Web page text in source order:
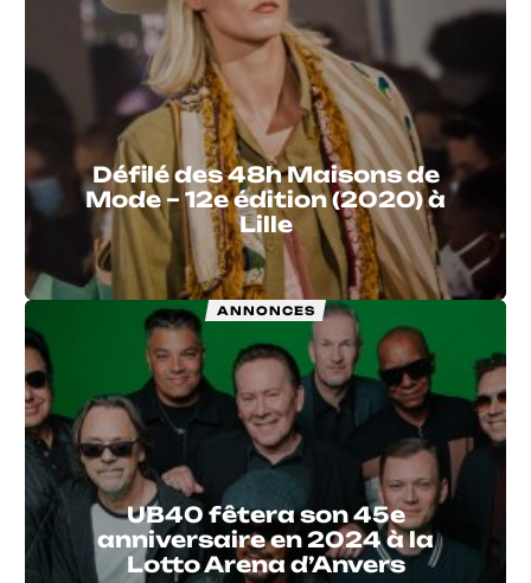
Défilé des 48h Maisons de
Mode – 12e édition (2020) à
Lille
ANNONCES
UB40 fêtera son 45e
anniversaire en 2024 à la
Lotto Arena d’Anvers